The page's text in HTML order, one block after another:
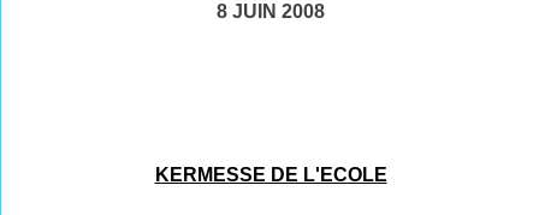
8 JUIN 2008
KERMESSE DE L'ECOLE